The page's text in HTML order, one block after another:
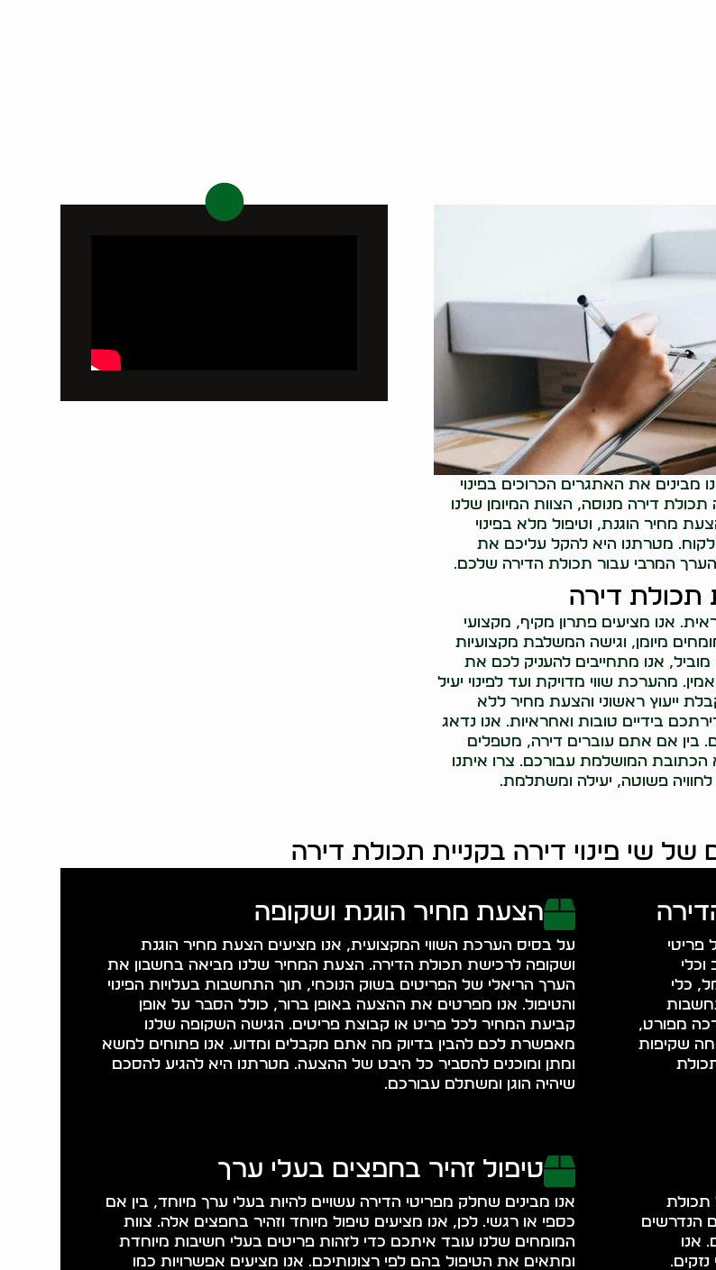
מבינים את האתגרים הכרוכים בפינוי
דירה מנוסה, הצוות המיומן שלנו
מחיר הוגנת, וטיפול מלא בפינוי
מטרתנו היא להקל עליכם את
המרבי עבור תכולת הדירה שלכם.
תכולת דירה
אנו מציעים פתרון מקיף, מקצועי
מיומן, וגישה המשלבת מקצועיות
אנו מתחייבים להעניק לכם את
מהערכת שווי מדויקת ועד לפינוי יעיל
ייעוץ ראשוני והצעת מחיר ללא
בידיים טובות ואחראיות. אנו נדאג
בין אם אתם עוברים דירה, מטפלים
הכתובת המושלמת עבורכם. צרו איתנו
פשוטה, יעילה ומשתלמת.
של שי פינוי דירה בקניית תכולת דירה
פריטי
כלי
מפורט,
שקיפות
הצעת מחיר הוגנת ושקופה
על בסיס הערכת השווי המקצועית, אנו מציעים הצעת מחיר הוגנת
ושקופה לרכישת תכולת הדירה. הצעת המחיר שלנו מביאה בחשבון את
הערך הריאלי של הפריטים בשוק הנוכחי, תוך התחשבות בעלויות הפינוי
והטיפול. אנו מפרטים את ההצעה באופן ברור, כולל הסבר על אופן
קביעת המחיר לכל פריט או קבוצת פריטים. הגישה השקופה שלנו
מאפשרת לכם להבין בדיוק מה אתם מקבלים ומדוע. אנו פתוחים למשא
ומתן ומוכנים להסביר כל היבט של ההצעה. מטרתנו היא להגיע להסכם
שיהיה הוגן ומשתלם עבורכם.
תכולת
הנדרשים
אנו
טיפול זהיר בחפצים בעלי ערך
אנו מבינים שחלק מפריטי הדירה עשויים להיות בעלי ערך מיוחד, בין אם
כספי או רגשי. לכן, אנו מציעים טיפול מיוחד וזהיר בחפצים אלה. צוות
המומחים שלנו עובד איתכם כדי לזהות פריטים בעלי חשיבות מיוחדת
ומתאים את הטיפול בהם לפי רצונותיכם. אנו מציעים אפשרויות כמו